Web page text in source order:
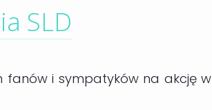
SLD
fanów i sympatyków na akcję w